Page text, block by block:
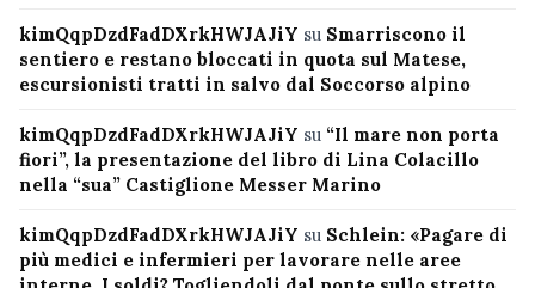
kimQqpDzdFadDXrkHWJAJiY su Smarriscono il
sentiero e restano bloccati in quota sul Matese,
escursionisti tratti in salvo dal Soccorso alpino
kimQqpDzdFadDXrkHWJAJiY su “Il mare non porta
fiori”, la presentazione del libro di Lina Colacillo
nella “sua” Castiglione Messer Marino
kimQqpDzdFadDXrkHWJAJiY su Schlein: «Pagare di
più medici e infermieri per lavorare nelle aree